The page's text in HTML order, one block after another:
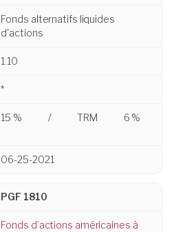
Fonds alternatifs liquides
d'actions
1.10
*
15 % / TRM 6 %
06-25-2021
PGF 1810
Fonds d’actions américaines à